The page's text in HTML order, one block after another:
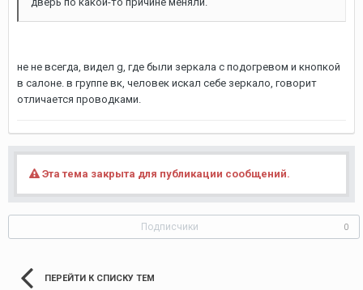
не не всегда, видел g, где были зеркала с подогревом и кнопкой
в салоне. в группе вк, человек искал себе зеркало, говорит
отличается проводками.
Эта тема закрыта для публикации сообщений.
Подписчики 0
ПЕРЕЙТИ К СПИСКУ ТЕМ